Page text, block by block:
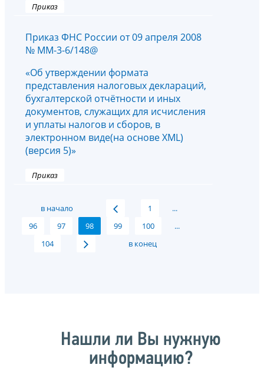
Приказ
Приказ ФНС России от 09 апреля 2008
№ ММ-3-6/148@
«Об утверждении формата
представления налоговых деклараций,
бухгалтерской отчётности и иных
документов, служащих для исчисления
и уплаты налогов и сборов, в
электронном виде(на основе XML)
(версия 5)»
Приказ
в начало 1
...
96
97 98 99 100
...
104
в конец
Нашли ли Вы нужную
информацию?